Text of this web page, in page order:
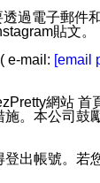
過電子郵
貼文。
e-mail: [email
網站
。本公司
出帳號。